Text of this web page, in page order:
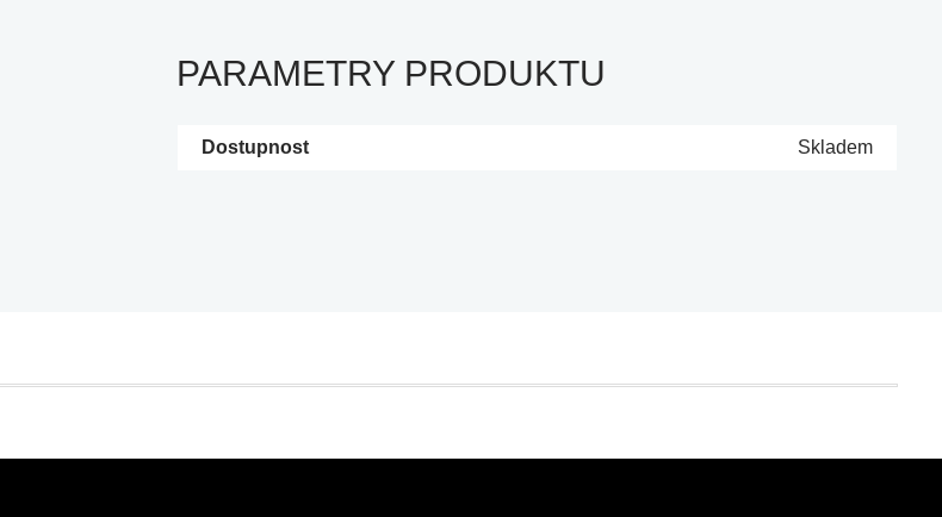
PARAMETRY PRODUKTU
Dostupnost Skladem